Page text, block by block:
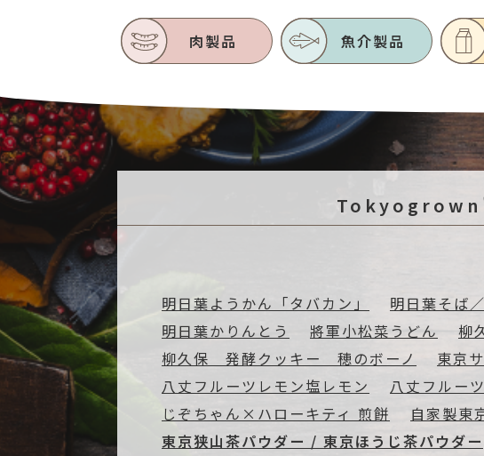
肉製品 魚介製品
明日葉ようかん「タバカン」 明日葉そば
明日葉かりんとう
將軍小松菜うどん
柳
柳久保 発酵クッキー 穂のボーノ
東京
八丈フルーツレモン塩レモン
八丈フルー
じぞちゃん×ハローキティ 煎餅
自家製東
東京狭山茶パウダー / 東京ほうじ茶パウダー